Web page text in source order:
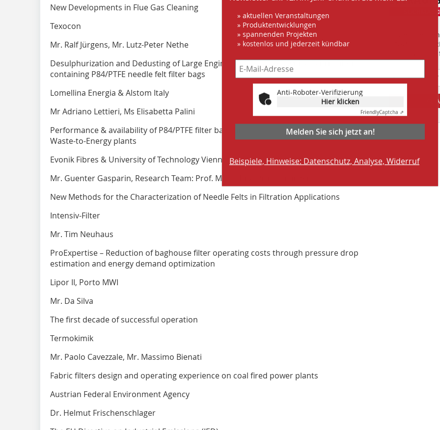
New Developments in Flue Gas Cleaning
Texocon
Mr. Ralf Jürgens, Mr. Lutz-Peter Nethe
Desulphurization and Dedusting of Large Engine Exhaust Gases with a Fabric Filter
containing P84/PTFE needle felt filter bags
Lomellina Energia & Alstom Italy
Mr Adriano Lettieri, Ms Elisabetta Palini
Performance & availability of P84/PTFE filter bags on
Waste-to-Energy plants
Evonik Fibres & University of Technology Vienna
Mr. Guenter Gasparin, Research Team: Prof. Mauschitz, Prof. Höflinger
New Methods for the Characterization of Needle Felts in ­Filtration Applications
Intensiv-Filter
Mr. Tim Neuhaus
ProExpertise – Reduction of baghouse filter operating costs through pressure drop
estimation and energy demand optimization
Lipor II, Porto MWI
Mr. Da Silva
The first decade of successful operation
Termokimik
Mr. Paolo Cavezzale, Mr. Massimo Bienati
Fabric filters design and operating experience on coal fired power plants
Austrian Federal Environment Agency
Dr. Helmut Frischenschlager
» aktuellen Veranstaltungen
» Produktentwicklungen
» spannenden Projekten
» kostenlos und jederzeit kündbar
Anti-Roboter-Verifizierung
Hier klicken
Friendly Captcha ⇗
Melden Sie sich jetzt an!
Beispiele, Hinweise: Datenschutz, Analyse, Widerruf
Finden Sie